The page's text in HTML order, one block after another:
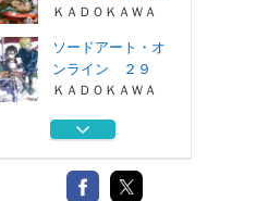
ＫＡＤＯＫＡＷＡ
ソードアート・オ
ンライン ２９
ＫＡＤＯＫＡＷＡ
ソードアート・オ
ＫＡＤＯＫＡＷＡ